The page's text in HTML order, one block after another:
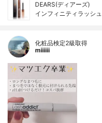
DEARS(ディアーズ)
インフィニティラッシュ
化粧品検定2級取得
miiiiii